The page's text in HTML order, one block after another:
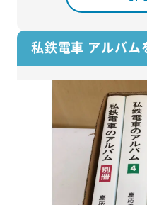
私鉄電車 アルバム